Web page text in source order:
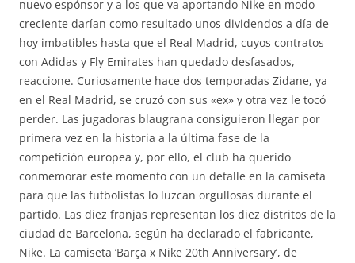
nuevo espónsor y a los que va aportando Nike en modo
creciente darían como resultado unos dividendos a día de
hoy imbatibles hasta que el Real Madrid, cuyos contratos
con Adidas y Fly Emirates han quedado desfasados,
reaccione. Curiosamente hace dos temporadas Zidane, ya
en el Real Madrid, se cruzó con sus «ex» y otra vez le tocó
perder. Las jugadoras blaugrana consiguieron llegar por
primera vez en la historia a la última fase de la
competición europea y, por ello, el club ha querido
conmemorar este momento con un detalle en la camiseta
para que las futbolistas lo luzcan orgullosas durante el
partido. Las diez franjas representan los diez distritos de la
ciudad de Barcelona, según ha declarado el fabricante,
Nike. La camiseta ‘Barça x Nike 20th Anniversary’, de